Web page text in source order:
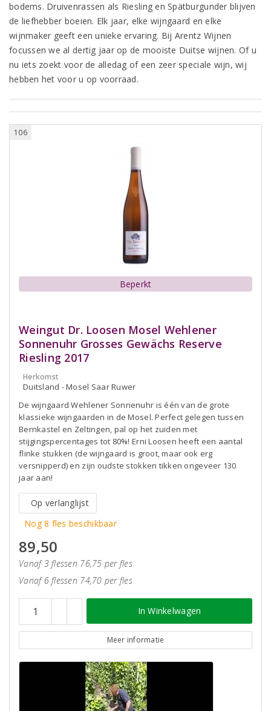
bodems. Druivenrassen als Riesling en Spätburgunder blijven
de liefhebber boeien. Elk jaar, elke wijngaard en elke
wijnmaker geeft een unieke ervaring. Bij Arentz Wijnen
focussen we al dertig jaar op de mooiste Duitse wijnen. Of u
nu iets zoekt voor de alledag of een zeer speciale wijn, wij
hebben het voor u op voorraad.
106
Beperkt
Weingut Dr. Loosen Mosel Wehlener
Sonnenuhr Grosses Gewächs Reserve
Riesling 2017
Herkomst
Duitsland - Mosel Saar Ruwer
De wijngaard Wehlener Sonnenuhr is één van de grote
klassieke wijngaarden in de Mosel. Perfect gelegen tussen
Bernkastel en Zeltingen, pal op het zuiden met
stijgingspercentages tot 80%! Erni Loosen heeft een aantal
flinke stukken (de wijngaard is groot, maar ook erg
versnipperd) en zijn oudste stokken tikken ongeveer 130
jaar aan!
Op verlanglijst
Nog 8 fles beschikbaar
89,50
Vanaf 3 flessen 76,75 per fles
Vanaf 6 flessen 74,70 per fles
In Winkelwagen
Meer informatie